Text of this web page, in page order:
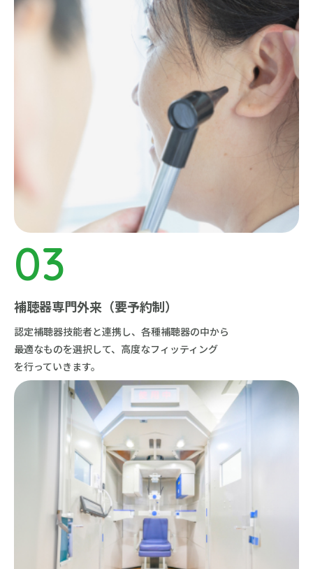
補聴器専門外来（要予約制）
認定補聴器技能者と連携し、 各種補聴器の中から
最適なものを選択して、 高度なフィッティング
を行っていきます。